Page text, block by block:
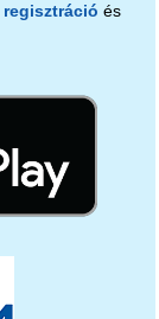
regisztráció és